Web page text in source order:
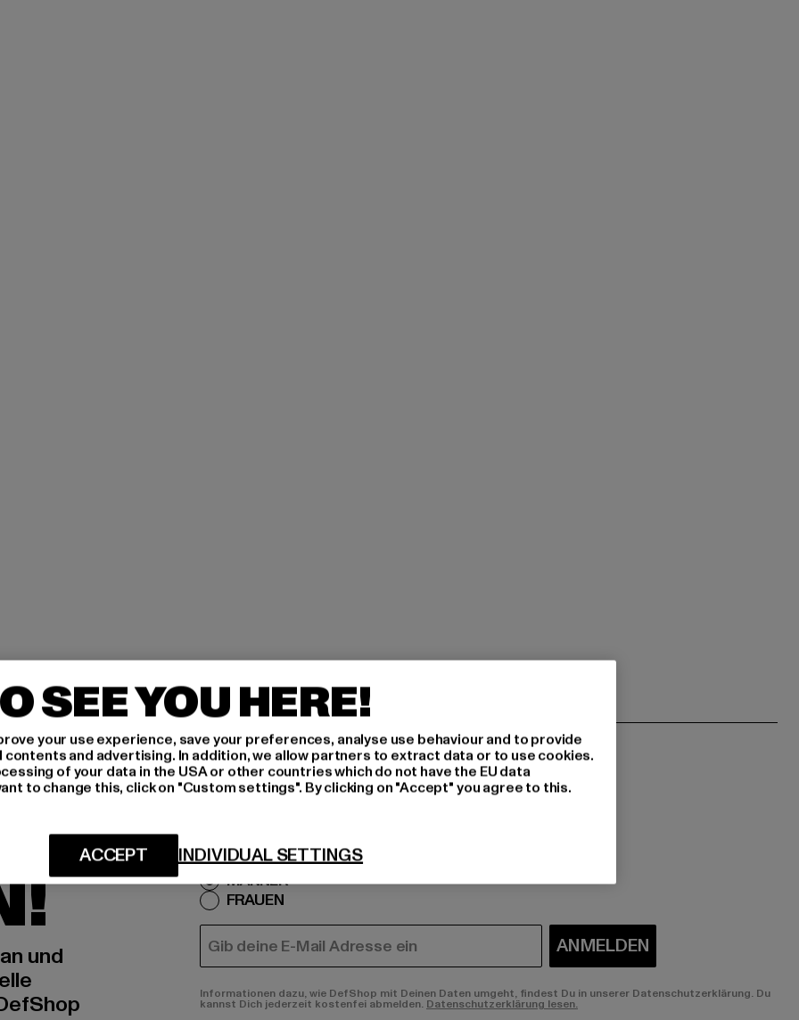
AN,
und
An welchen Produkten bist du interessiert?
MÄNNER
FRAUEN
E-MAIL ANMELDEN
Informationen dazu, wie DefShop mit Deinen Daten umgeht, findest Du in unserer Datenschutzerklärung. Du
kannst Dich jederzeit kostenfei abmelden. Datenschutzerklärung lesen.
SEE YOU HERE!
your use experience, save your preferences, analyse use behaviour and to provide
and advertising. In addition, we allow partners to extract data or to use cookies.
of your data in the USA or other countries which do not have the EU data
to change this, click on "Custom settings". By clicking on "Accept" you agree to this.
INDIVIDUAL SETTINGS
ACCEPT